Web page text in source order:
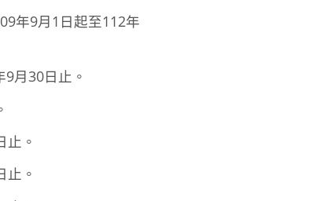
年9月1日起至112年
月30日止。
。
。